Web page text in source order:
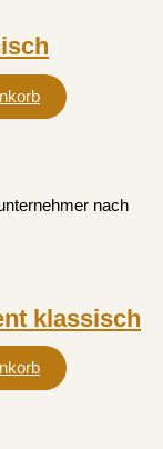
nach
klassisch